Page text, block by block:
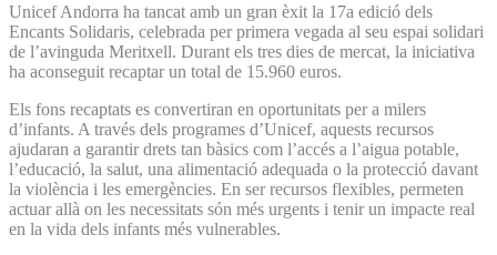
Unicef Andorra ha tancat amb un gran èxit la 17a edició dels
Encants Solidaris, celebrada per primera vegada al seu espai solidari
de l’avinguda Meritxell. Durant els tres dies de mercat, la iniciativa
ha aconseguit recaptar un total de 15.960 euros.
Els fons recaptats es convertiran en oportunitats per a milers
d’infants. A través dels programes d’Unicef, aquests recursos
ajudaran a garantir drets tan bàsics com l’accés a l’aigua potable,
l’educació, la salut, una alimentació adequada o la protecció davant
la violència i les emergències. En ser recursos flexibles, permeten
actuar allà on les necessitats són més urgents i tenir un impacte real
en la vida dels infants més vulnerables.